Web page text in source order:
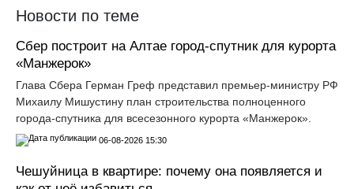
Новости по теме
Сбер построит на Алтае город-спутник для курорта
«Манжерок»
Глава Сбера Герман Греф представил премьер-министру РФ
Михаилу Мишустину план строительства полноценного
города-спутника для всесезонного курорта «Манжерок».
06-08-2026 15:30
Чешуйница в квартире: почему она появляется и